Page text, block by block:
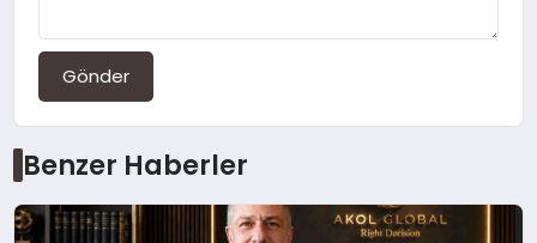
Gönder
Benzer Haberler